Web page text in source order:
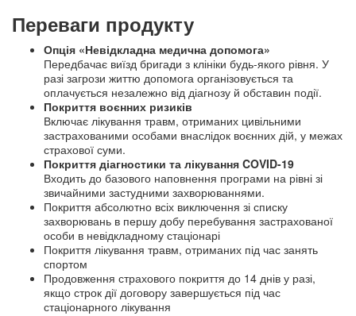
Переваги продукту
Опція «Невідкладна медична допомога»
Передбачає виїзд бригади з клініки будь-якого рівня. У
разі загрози життю допомога організовується та
оплачується незалежно від діагнозу й обставин події.
Покриття воєнних ризиків
Включає лікування травм, отриманих цивільними
застрахованими особами внаслідок воєнних дій, у межах
страхової суми.
Покриття діагностики та лікування COVID-19
Входить до базового наповнення програми на рівні зі
звичайними застудними захворюваннями.
Покриття абсолютно всіх виключення зі списку
захворювань в першу добу перебування застрахованої
особи в невідкладному стаціонарі
Покриття лікування травм, отриманих під час занять
спортом
Продовження страхового покриття до 14 днів у разі,
якщо строк дії договору завершується під час
стаціонарного лікування